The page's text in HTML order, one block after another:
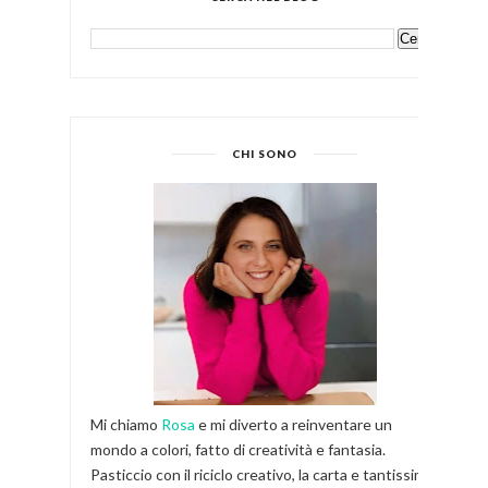
CHI SONO
Mi chiamo Rosa e mi diverto a reinventare un
mondo a colori, fatto di creatività e fantasia.
Pasticcio con il riciclo creativo, la carta e tantissimi